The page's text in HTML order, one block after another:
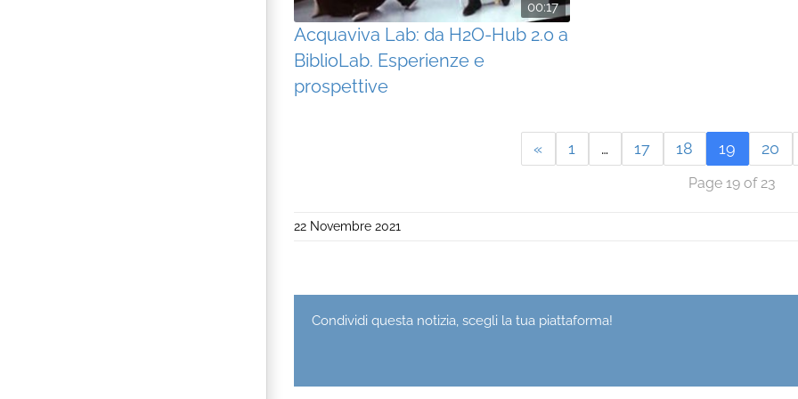
00:17
Acquaviva Lab: da H2O-Hub 2.0 a
BiblioLab. Esperienze e
prospettive
« 1 … 17 18 19 20
Page 19 of 23
22 Novembre 2021
Condividi questa notizia, scegli la tua piattaforma!